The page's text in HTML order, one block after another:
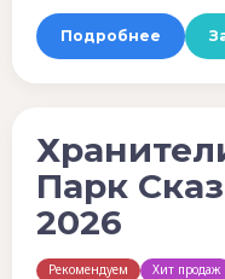
Подробнее
Парк
2026
Рекомендуем Хит продаж